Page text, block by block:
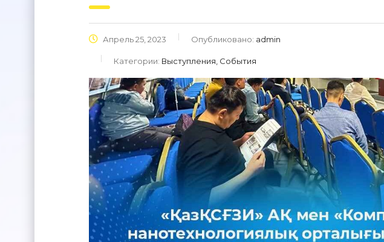
Апрель 25, 2023 Опубликовано: admin
Категории: Выступления, События